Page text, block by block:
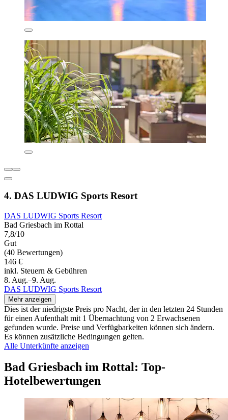
4. DAS LUDWIG Sports Resort
DAS LUDWIG Sports Resort
Bad Griesbach im Rottal
7,8/10
Gut
(40 Bewertungen)
146 €
inkl. Steuern & Gebühren
8. Aug.–9. Aug.
DAS LUDWIG Sports Resort
Mehr anzeigen
Dies ist der niedrigste Preis pro Nacht, der in den letzten 24 Stunden
für einen Aufenthalt mit 1 Übernachtung von 2 Erwachsenen
gefunden wurde. Preise und Verfügbarkeiten können sich ändern.
Es können zusätzliche Bedingungen gelten.
Alle Unterkünfte anzeigen
Bad Griesbach im Rottal: Top-
Hotelbewertungen